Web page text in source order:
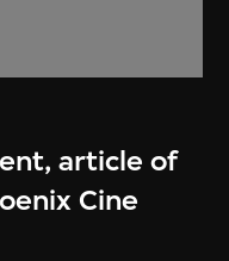
article of
Cine